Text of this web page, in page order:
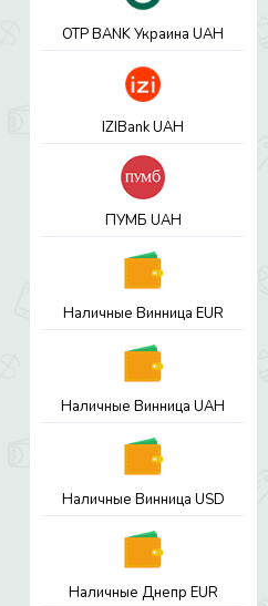
OTP BANK Украина UAH
IZIBank UAH
ПУМБ UAH
Наличные Винница EUR
Наличные Винница UAH
Наличные Винница USD
Наличные Днепр EUR